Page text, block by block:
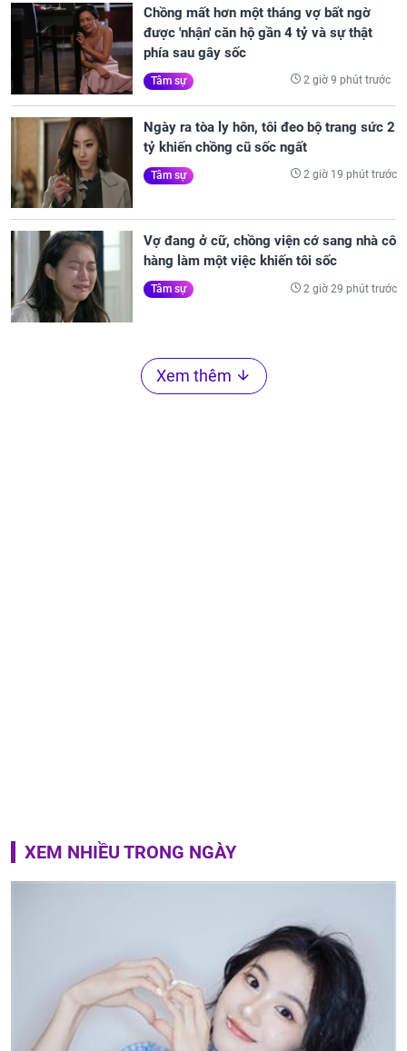
Chồng mất hơn một tháng vợ bất ngờ
được 'nhận' căn hộ gần 4 tỷ và sự thật
phía sau gây sốc
Tâm sự 2 giờ 9 phút trước
Ngày ra tòa ly hôn, tôi đeo bộ trang sức 2
tỷ khiến chồng cũ sốc ngất
Tâm sự 2 giờ 19 phút trước
Vợ đang ở cữ, chồng viện cớ sang nhà cô
hàng làm một việc khiến tôi sốc
Tâm sự 2 giờ 29 phút trước
Xem thêm
XEM NHIỀU TRONG NGÀY